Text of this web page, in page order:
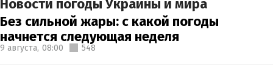
Новости погоды Украины и мира
Без сильной жары: с какой погоды
начнется следующая неделя
9 августа, 08:00 548